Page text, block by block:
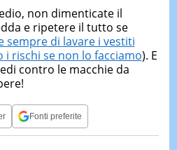
non dimenticate il
e ripetere il tutto se
sempre di lavare i vestiti
i rischi se non lo facciamo). E
contro le macchie da
Fonti preferite